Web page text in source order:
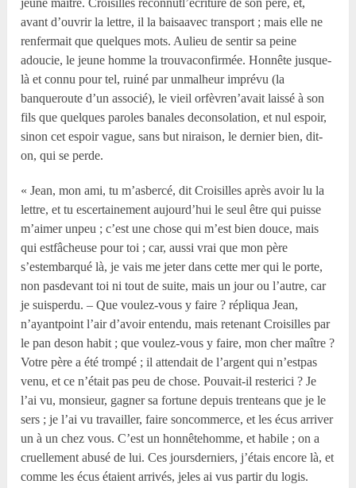
jeune maître. Croisilles reconnutl’écriture de son père, et,
avant d’ouvrir la lettre, il la baisaavec transport ; mais elle ne
renfermait que quelques mots. Aulieu de sentir sa peine
adoucie, le jeune homme la trouvaconfirmée. Honnête jusque-
là et connu pour tel, ruiné par unmalheur imprévu (la
banqueroute d’un associé), le vieil orfèvren’avait laissé à son
fils que quelques paroles banales deconsolation, et nul espoir,
sinon cet espoir vague, sans but niraison, le dernier bien, dit-
on, qui se perde.
« Jean, mon ami, tu m’asbercé, dit Croisilles après avoir lu la
lettre, et tu escertainement aujourd’hui le seul être qui puisse
m’aimer unpeu ; c’est une chose qui m’est bien douce, mais
qui estfâcheuse pour toi ; car, aussi vrai que mon père
s’estembarqué là, je vais me jeter dans cette mer qui le porte,
non pasdevant toi ni tout de suite, mais un jour ou l’autre, car
je suisperdu. – Que voulez-vous y faire ? répliqua Jean,
n’ayantpoint l’air d’avoir entendu, mais retenant Croisilles par
le pan deson habit ; que voulez-vous y faire, mon cher maître ?
Votre père a été trompé ; il attendait de l’argent qui n’estpas
venu, et ce n’était pas peu de chose. Pouvait-il resterici ? Je
l’ai vu, monsieur, gagner sa fortune depuis trenteans que je le
sers ; je l’ai vu travailler, faire soncommerce, et les écus arriver
un à un chez vous. C’est un honnêtehomme, et habile ; on a
cruellement abusé de lui. Ces joursderniers, j’étais encore là, et
comme les écus étaient arrivés, jeles ai vus partir du logis.